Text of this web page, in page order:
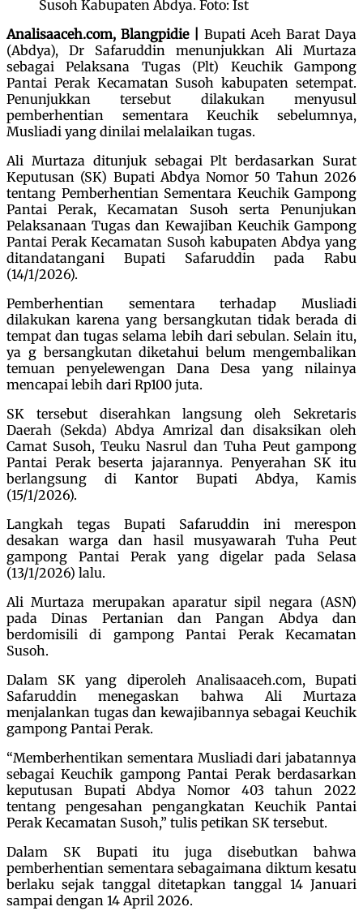
Susoh Kabupaten Abdya. Foto: Ist
Analisaaceh.com, Blangpidie |
Bupati Aceh Barat Daya
(Abdya), Dr Safaruddin menunjukkan Ali Murtaza
sebagai Pelaksana Tugas (Plt) Keuchik Gampong
Pantai Perak Kecamatan Susoh kabupaten setempat.
Penunjukkan tersebut dilakukan menyusul
pemberhentian sementara Keuchik sebelumnya,
Musliadi yang dinilai melalaikan tugas.
Ali Murtaza ditunjuk sebagai Plt berdasarkan Surat
Keputusan (SK) Bupati Abdya Nomor 50 Tahun 2026
tentang Pemberhentian Sementara Keuchik Gampong
Pantai Perak, Kecamatan Susoh serta Penunjukan
Pelaksanaan Tugas dan Kewajiban Keuchik Gampong
Pantai Perak Kecamatan Susoh kabupaten Abdya yang
ditandatangani Bupati Safaruddin pada Rabu
(14/1/2026).
Pemberhentian sementara terhadap Musliadi
dilakukan karena yang bersangkutan tidak berada di
tempat dan tugas selama lebih dari sebulan. Selain itu,
ya g bersangkutan diketahui belum mengembalikan
temuan penyelewengan Dana Desa yang nilainya
mencapai lebih dari Rp100 juta.
SK tersebut diserahkan langsung oleh Sekretaris
Daerah (Sekda) Abdya Amrizal dan disaksikan oleh
Camat Susoh, Teuku Nasrul dan Tuha Peut gampong
Pantai Perak beserta jajarannya. Penyerahan SK itu
berlangsung di Kantor Bupati Abdya, Kamis
(15/1/2026).
Langkah tegas Bupati Safaruddin ini merespon
desakan warga dan hasil musyawarah Tuha Peut
gampong Pantai Perak yang digelar pada Selasa
(13/1/2026) lalu.
Ali Murtaza merupakan aparatur sipil negara (ASN)
pada Dinas Pertanian dan Pangan Abdya dan
berdomisili di gampong Pantai Perak Kecamatan
Susoh.
Dalam SK yang diperoleh Analisaaceh.com, Bupati
Safaruddin menegaskan bahwa Ali Murtaza
menjalankan tugas dan kewajibannya sebagai Keuchik
gampong Pantai Perak.
“Memberhentikan sementara Musliadi dari jabatannya
sebagai Keuchik gampong Pantai Perak berdasarkan
keputusan Bupati Abdya Nomor 403 tahun 2022
tentang pengesahan pengangkatan Keuchik Pantai
Perak Kecamatan Susoh,” tulis petikan SK tersebut.
Dalam SK Bupati itu juga disebutkan bahwa
pemberhentian sementara sebagaimana diktum kesatu
berlaku sejak tanggal ditetapkan tanggal 14 Januari
sampai dengan 14 April 2026.